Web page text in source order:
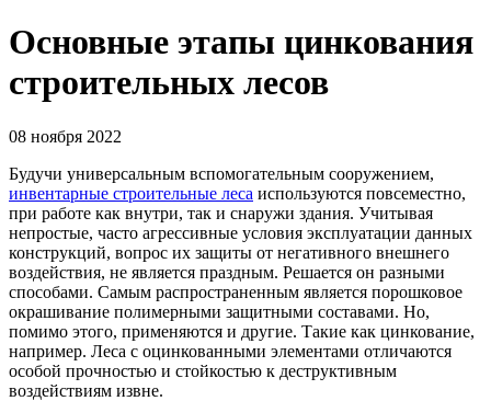
Основные этапы цинкования
строительных лесов
08 ноября 2022
Будучи универсальным вспомогательным сооружением,
инвентарные строительные леса используются повсеместно,
при работе как внутри, так и снаружи здания. Учитывая
непростые, часто агрессивные условия эксплуатации данных
конструкций, вопрос их защиты от негативного внешнего
воздействия, не является праздным. Решается он разными
способами. Самым распространенным является порошковое
окрашивание полимерными защитными составами. Но,
помимо этого, применяются и другие. Такие как цинкование,
например. Леса с оцинкованными элементами отличаются
особой прочностью и стойкостью к деструктивным
воздействиям извне.